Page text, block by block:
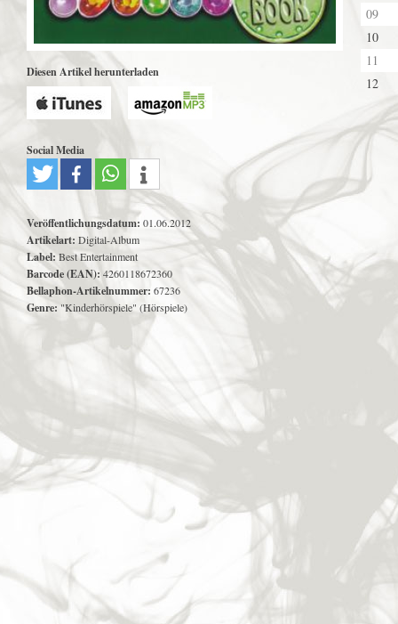
Diesen Artikel herunterladen
Social Media
Veröffentlichungsdatum: 01.06.2012
Artikelart: Digital-Album
Label: Best Entertainment
Barcode (EAN): 4260118672360
Bellaphon-Artikelnummer: 67236
Genre: "Kinderhörspiele" (Hörspiele)
09
10
11
12